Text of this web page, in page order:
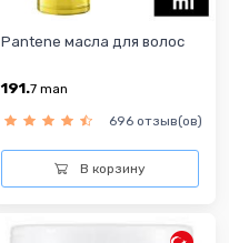
Pantene масла для волос
191.7 man
696 отзыв(ов)
В корзину